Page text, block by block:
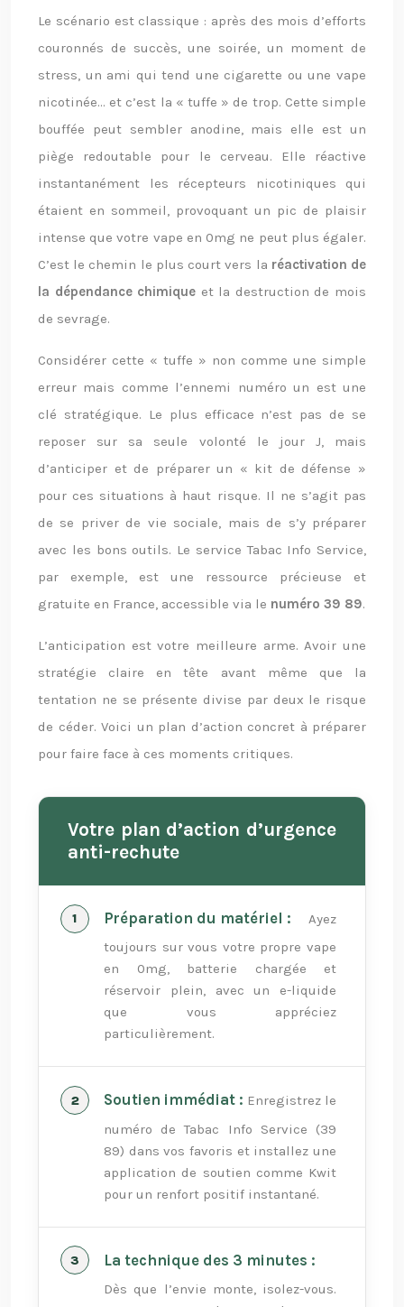
Le scénario est classique : après des mois d’efforts
couronnés de succès, une soirée, un moment de
stress, un ami qui tend une cigarette ou une vape
nicotinée… et c’est la « tuffe » de trop. Cette simple
bouffée peut sembler anodine, mais elle est un
piège redoutable pour le cerveau. Elle réactive
instantanément les récepteurs nicotiniques qui
étaient en sommeil, provoquant un pic de plaisir
intense que votre vape en 0mg ne peut plus égaler.
C’est le chemin le plus court vers la réactivation de
la dépendance chimique et la destruction de mois
de sevrage.
Considérer cette « tuffe » non comme une simple
erreur mais comme l’ennemi numéro un est une
clé stratégique. Le plus efficace n’est pas de se
reposer sur sa seule volonté le jour J, mais
d’anticiper et de préparer un « kit de défense »
pour ces situations à haut risque. Il ne s’agit pas
de se priver de vie sociale, mais de s’y préparer
avec les bons outils. Le service Tabac Info Service,
par exemple, est une ressource précieuse et
gratuite en France, accessible via le numéro 39 89.
L’anticipation est votre meilleure arme. Avoir une
stratégie claire en tête avant même que la
tentation ne se présente divise par deux le risque
de céder. Voici un plan d’action concret à préparer
pour faire face à ces moments critiques.
Votre plan d’action d’urgence
anti-rechute
Préparation du matériel : Ayez
toujours sur vous votre propre vape
en 0mg, batterie chargée et
réservoir plein, avec un e-liquide
que vous appréciez
particulièrement.
Soutien immédiat : Enregistrez le
numéro de Tabac Info Service (39
89) dans vos favoris et installez une
application de soutien comme Kwit
pour un renfort positif instantané.
La technique des 3 minutes :
Dès que l’envie monte, isolez-vous.